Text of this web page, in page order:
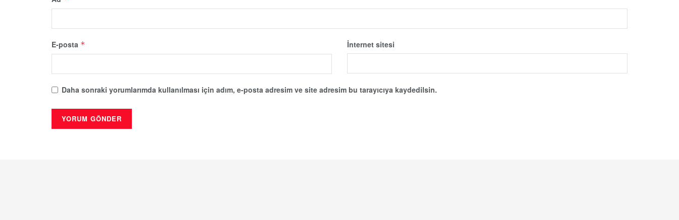
E-posta * İnternet sitesi
Daha sonraki yorumlarımda kullanılması için adım, e-posta adresim ve site adresim bu tarayıcıya kaydedilsin.